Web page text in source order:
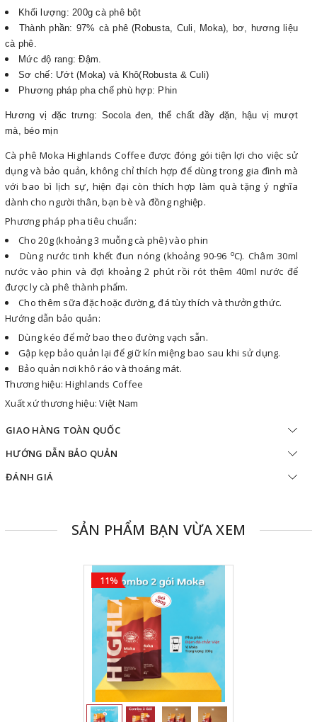
Khối lượng: 200g cà phê bột
Thành phần: 97% cà phê (Robusta, Culi, Moka), bơ, hương liệu
cà phê.
Mức độ rang: Đậm.
Sơ chế: Ướt (Moka) và Khô(Robusta & Culi)
Phương pháp pha chế phù hợp: Phin
Hương vị đặc trưng: Socola đen, thể chất đầy đặn, hậu vị mượt
mà, béo mịn
Cà phê Moka Highlands Coffee được đóng gói tiện lợi cho việc sử
dụng và bảo quản, không chỉ thích hợp để dùng trong gia đình mà
với bao bì lịch sự, hiện đại còn thích hợp làm quà tặng ý nghĩa
dành cho người thân, bạn bè và đồng nghiệp.
Phương pháp pha tiêu chuẩn:
Cho 20g (khoảng 3 muỗng cà phê) vào phin
Dùng nước tinh khết đun nóng (khoảng 90-96 oC). Châm 30ml
nước vào phin và đợi khoảng 2 phút rồi rót thêm 40ml nước để
được ly cà phê thành phẩm.
Cho thêm sữa đặc hoặc đường, đá tùy thích và thưởng thức.
Hướng dẫn bảo quản:
Dùng kéo để mở bao theo đường vạch sẵn.
Gập kẹp bảo quản lại để giữ kín miệng bao sau khi sử dụng.
Bảo quản nơi khô ráo và thoáng mát.
Thương hiệu: Highlands Coffee
Xuất xứ thương hiệu: Việt Nam
GIAO HÀNG TOÀN QUỐC
HƯỚNG DẪN BẢO QUẢN
ĐÁNH GIÁ
SẢN PHẨM BẠN VỪA XEM
11%